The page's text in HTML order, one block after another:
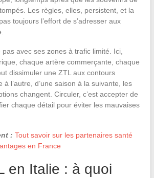
Les règles, elles, persistent, et la
toujours l’effort de s’adresser aux
avec ses zones à trafic limité. Ici,
chaque artère commerçante, chaque
dissimuler une ZTL aux contours
à l’autre, d’une saison à la suivante, les
changent. Circuler, c’est accepter de
chaque détail pour éviter les mauvaises
: Tout savoir sur les partenaires santé
en France
en Italie : à quoi